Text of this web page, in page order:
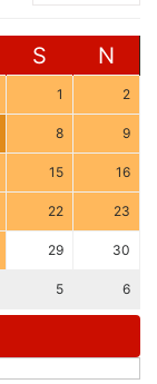
S N
1 2
8 9
15 16
22 23
29 30
5 6